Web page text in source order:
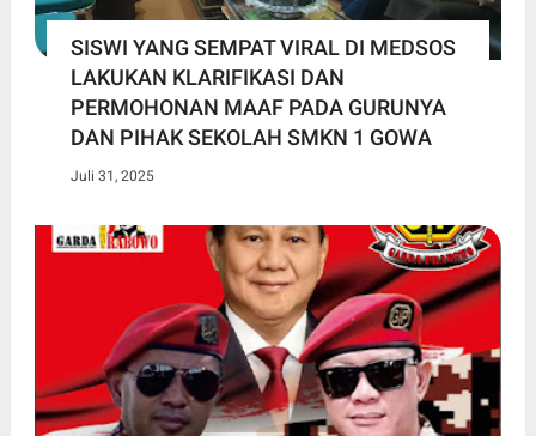
SISWI YANG SEMPAT VIRAL DI MEDSOS
LAKUKAN KLARIFIKASI DAN
PERMOHONAN MAAF PADA GURUNYA
DAN PIHAK SEKOLAH SMKN 1 GOWA
Juli 31, 2025